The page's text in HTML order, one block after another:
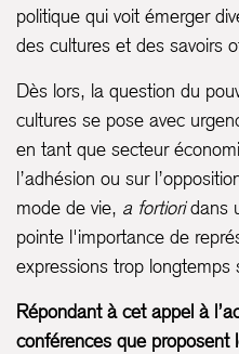
politique qui voit émerger
des cultures et des savoirs
Dès lors, la question du
cultures se pose avec
en tant que secteur
l’adhésion ou sur
mode de vie, a fortioridans
pointe l'importance de
expressions trop longtemps
Répondant à cet appel à
conférences que